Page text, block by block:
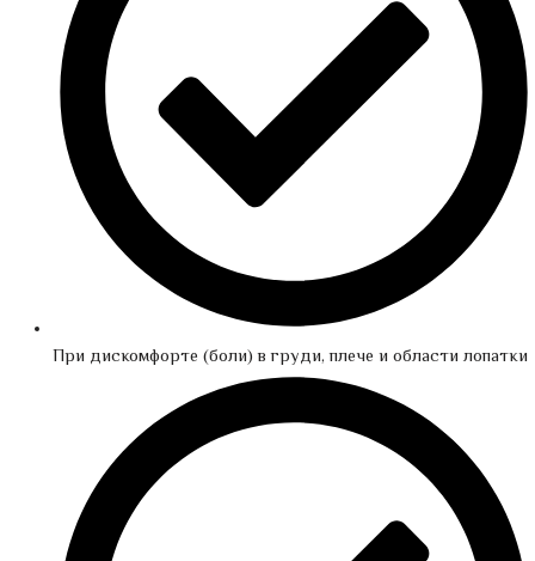
При дискомфорте (боли) в груди, плече и области лопатки